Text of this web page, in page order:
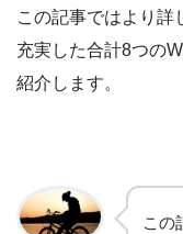
この記事ではより詳
充実した合計8つの
紹介します。
この